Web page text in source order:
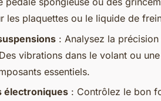
les plaquettes ou le liquide de
: Analysez la
vibrations dans le volant ou
essentiels.
électroniques : Contrôlez le bon